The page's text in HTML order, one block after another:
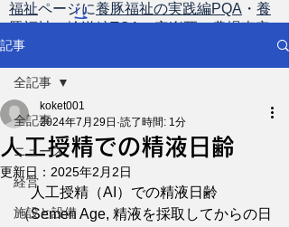
福祉ページに養豚福祉の実践編PQA ・ 養
豚福祉の輸送編TQA・安楽死・農場査定
に
記事
全記事
ニュース
経営
施設と設備
全記事
人工授精での精液日齢
koket001
2024年7月29日 読了時間: 1分
更新日： 2025年2月2日
人工授精（AI）での精液日齢
（Semen Age, 精液を採取してからの日